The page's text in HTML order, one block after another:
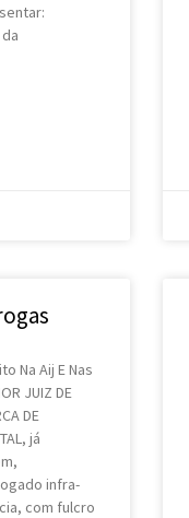
Na Aij E Nas
JUIZ DE
DE
já
infra-
com fulcro